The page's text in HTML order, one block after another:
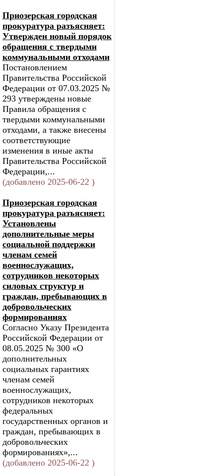
Приозерская городская
прокуратура разъясняет:
Утвержден новый порядок
обращения с твердыми
коммунальными отходами
Постановлением
Правительства Российской
Федерации от 07.03.2025 №
293 утверждены новые
Правила обращения с
твердыми коммунальными
отходами, а также внесены
соответствующие
изменения в иные акты
Правительства Российской
Федерации,...
(добавлено 2025-06-22 )
Приозерская городская
прокуратура разъясняет:
Установлены
дополнительные меры
социальной поддержки
членам семей
военнослужащих,
сотрудников некоторых
силовых структур и
граждан, пребывающих в
добровольческих
формированиях
Согласно Указу Президента
Российской Федерации от
08.05.2025 № 300 «О
дополнительных
социальных гарантиях
членам семей
военнослужащих,
сотрудников некоторых
федеральных
государственных органов и
граждан, пребывающих в
добровольческих
формированиях»,...
(добавлено 2025-06-22 )